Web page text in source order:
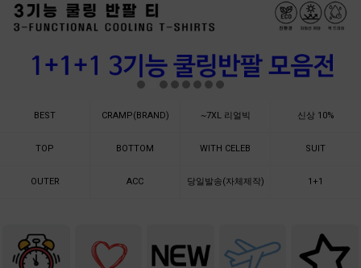
BEST CRAMP(BRAND) ~7XL 리얼빅 신상 10%
TOP BOTTOM WITH CELEB SUIT
OUTER ACC 당일발송(자체제작) 1+1